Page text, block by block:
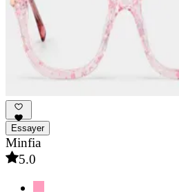
Essayer
Minfia
5.0